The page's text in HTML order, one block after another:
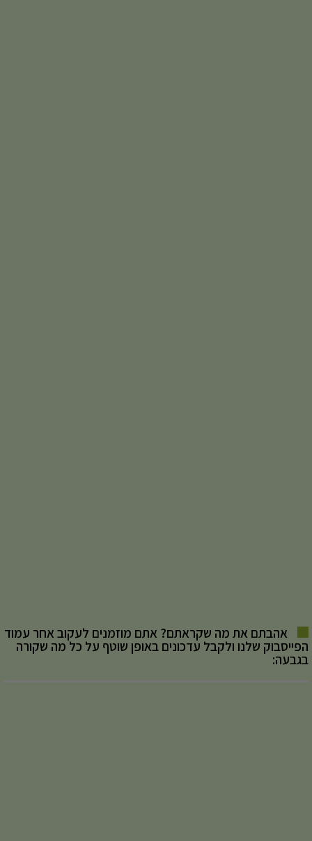
אהבתם את מה שקראתם? אתם מוזמנים לעקוב אחר עמוד
הפייסבוק שלנו ולקבל עדכונים באופן שוטף על כל מה שקורה
בגבעה: